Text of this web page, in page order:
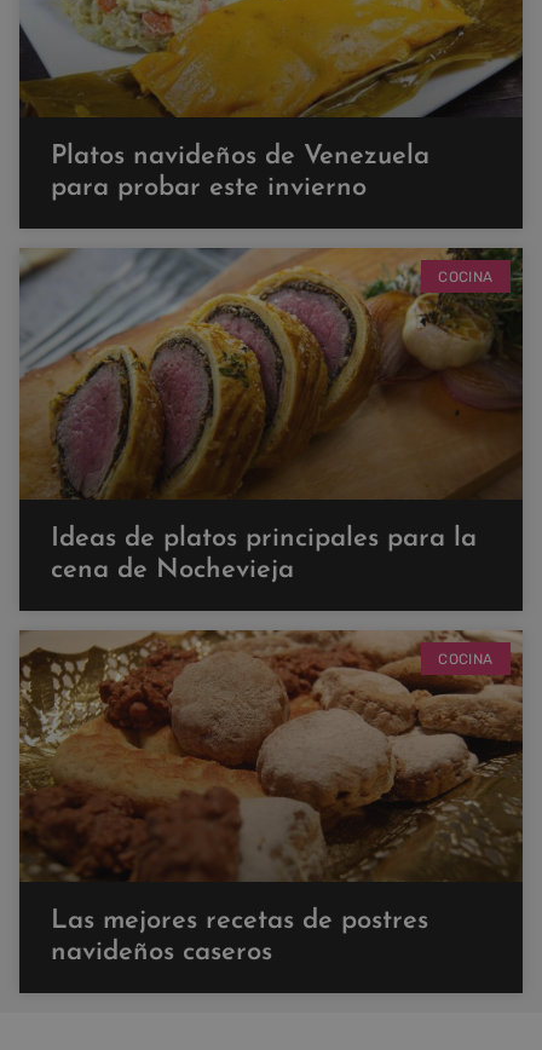
Platos navideños de Venezuela
para probar este invierno
COCINA
Ideas de platos principales para la
cena de Nochevieja
COCINA
Las mejores recetas de postres
navideños caseros